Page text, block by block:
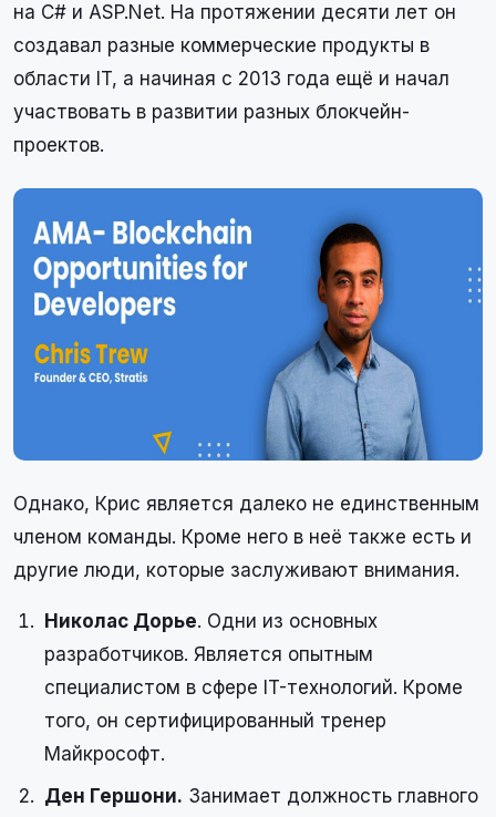
на C# и ASP.Net. На протяжении десяти лет он
создавал разные коммерческие продукты в
области IT, а начиная с 2013 года ещё и начал
участвовать в развитии разных блокчейн-
проектов.
Однако, Крис является далеко не единственным
членом команды. Кроме него в неё также есть и
другие люди, которые заслуживают внимания.
Николас Дорье. Одни из основных
разработчиков. Является опытным
специалистом в сфере IT-технологий. Кроме
того, он сертифицированный тренер
Майкрософт.
Ден Гершони. Занимает должность главного